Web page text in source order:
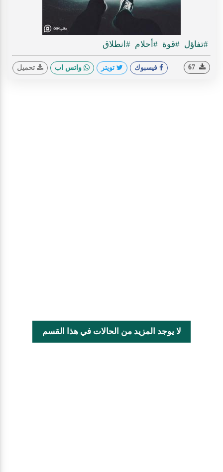
#تفاؤل #قوة #أحلام #انطلاق
فيسبوك تويتر واتس اب تحميل
لا يوجد المزيد من الحالات في هذا القسم